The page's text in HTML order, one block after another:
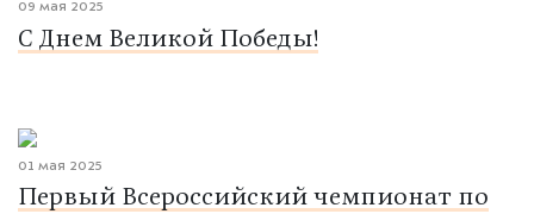
09 мая 2025
С Днем Великой Победы!
01 мая 2025
Первый Всероссийский чемпионат по